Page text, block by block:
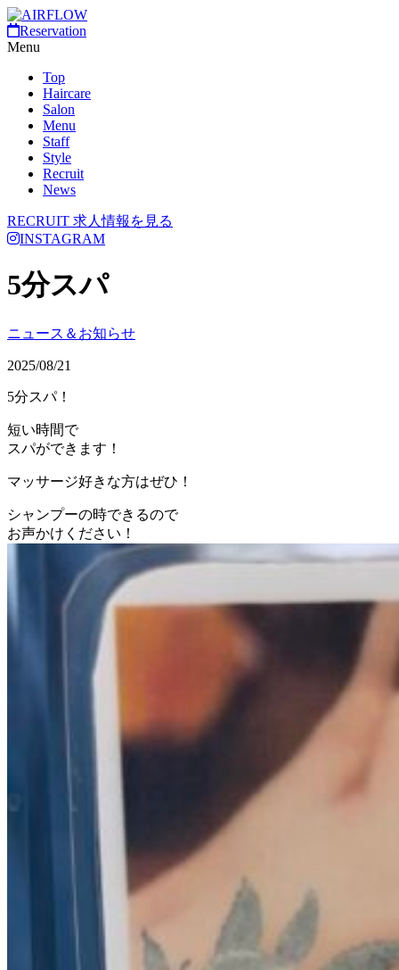
Reservation
Menu
Top
Haircare
Salon
Menu
Staff
Style
Recruit
News
RECRUIT 求人情報を見る
INSTAGRAM
5分スパ
ニュース＆お知らせ
2025/08/21
5分スパ！
短い時間で
スパができます！
マッサージ好きな方はぜひ！
シャンプーの時できるので
お声かけください！